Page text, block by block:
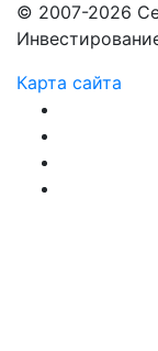
© 2007-2026
Карта сайта